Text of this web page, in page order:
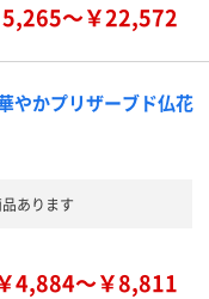
5,265～￥22,572
やかプリザーブド仏花
あります
4,884～￥8,811